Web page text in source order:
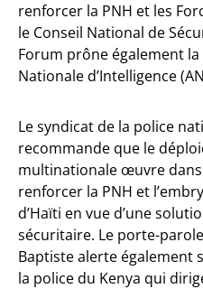
renforcer la PNH et les
le Conseil National de
Forum prône également
Nationale d’Intelligence
Le syndicat de la police
recommande que le
multinationale œuvre
renforcer la PNH et
d’Haïti en vue d’une
sécuritaire. Le porte-
Baptiste alerte également
la police du Kenya qui